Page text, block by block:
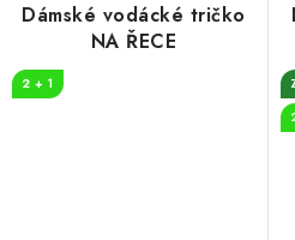
Dámské vodácké tričko
NA ŘECE
2 + 1